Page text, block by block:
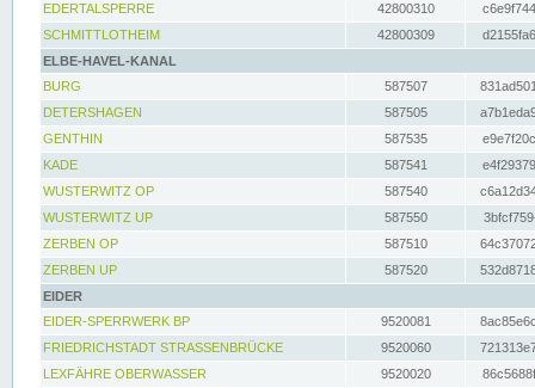
EDERTALSPERRE
42800310
SCHMITTLOTHEIM
42800309
ELBE-HAVEL-KANAL
BURG
587507
DETERSHAGEN
587505
GENTHIN
587535
KADE
587541
WUSTERWITZ OP
587540
WUSTERWITZ UP
587550
ZERBEN OP
587510
ZERBEN UP
587520
EIDER
EIDER-SPERRWERK BP
9520081
FRIEDRICHSTADT STRASSENBRÜCKE
9520060
LEXFÄHRE OBERWASSER
9520020